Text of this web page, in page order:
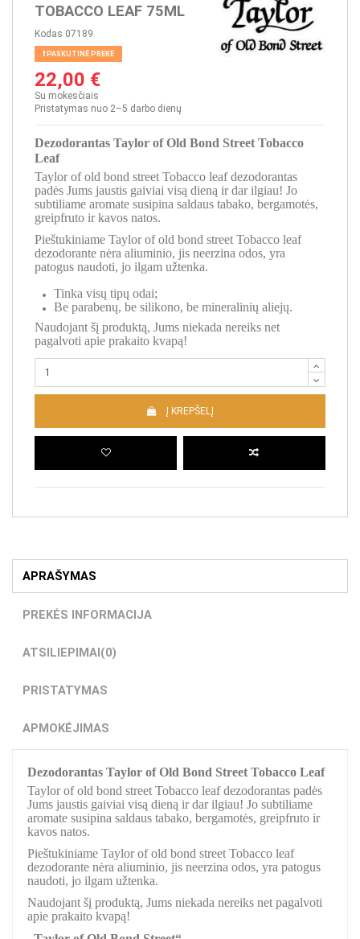
TOBACCO LEAF 75ML
Kodas 07189
PASKUTINĖ PREKĖ
22,00 €
Su mokesčiais
Pristatymas nuo 2–5 darbo dienų
Dezodorantas Taylor of Old Bond Street Tobacco
Leaf
Taylor of old bond street Tobacco leaf dezodorantas
padės Jums jaustis gaiviai visą dieną ir dar ilgiau! Jo
subtiliame aromate susipina saldaus tabako, bergamotės,
greipfruto ir kavos natos.
Pieštukiniame Taylor of old bond street Tobacco leaf
dezodorante nėra aliuminio, jis neerzina odos, yra
patogus naudoti, jo ilgam užtenka.
Tinka visų tipų odai;
Be parabenų, be silikono, be mineralinių aliejų.
Naudojant šį produktą, Jums niekada nereiks net
pagalvoti apie prakaito kvapą!
Į KREPŠELĮ
APRAŠYMAS
PREKĖS INFORMACIJA
ATSILIEPIMAI (0)
PRISTATYMAS
APMOKĖJIMAS
Dezodorantas Taylor of Old Bond Street Tobacco Leaf
Taylor of old bond street Tobacco leaf dezodorantas padės
Jums jaustis gaiviai visą dieną ir dar ilgiau! Jo subtiliame
aromate susipina saldaus tabako, bergamotės, greipfruto ir
kavos natos.
Pieštukiniame Taylor of old bond street Tobacco leaf
dezodorante nėra aliuminio, jis neerzina odos, yra patogus
naudoti, jo ilgam užtenka.
Naudojant šį produktą, Jums niekada nereiks net pagalvoti
apie prakaito kvapą!